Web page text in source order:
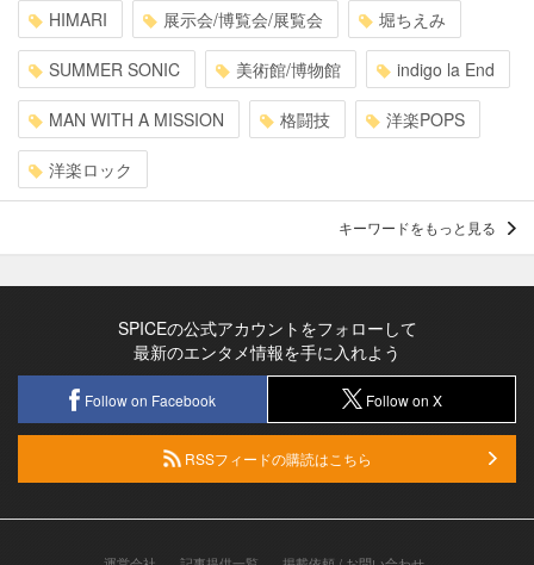
HIMARI 展示会/博覧会/展覧会 堀ちえみ
SUMMER SONIC 美術館/博物館 indigo la End
MAN WITH A MISSION 格闘技 洋楽POPS
洋楽ロック
キーワードをもっと見る
SPICEの公式アカウントをフォローして
最新のエンタメ情報を手に入れよう
Follow on Facebook Follow on X
RSSフィードの購読はこちら